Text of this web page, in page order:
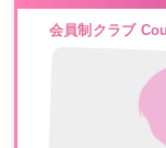
会員制クラブ